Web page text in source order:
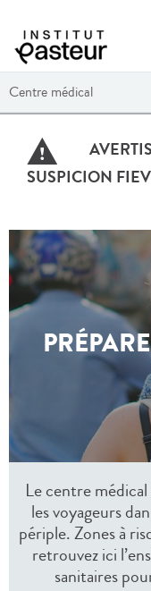
Centre médical
SUSPICION
Le centre
les voyageurs
périple. Zones à
retrouvez ici
sanitaires